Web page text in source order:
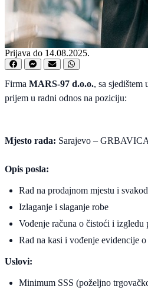
Prijava do 14.08.2025.
Firma MARS-97 d.o.o., sa sjedištem
prijem u radni odnos na poziciju:
Mjesto rada: Sarajevo – GRBAVICA
Opis posla:
Rad na prodajnom mjestu i
Izlaganje i slaganje robe
Vođenje računa o čistoći i izgledu
Rad na kasi i vođenje evidencije o
Uslovi:
Minimum SSS (poželjno